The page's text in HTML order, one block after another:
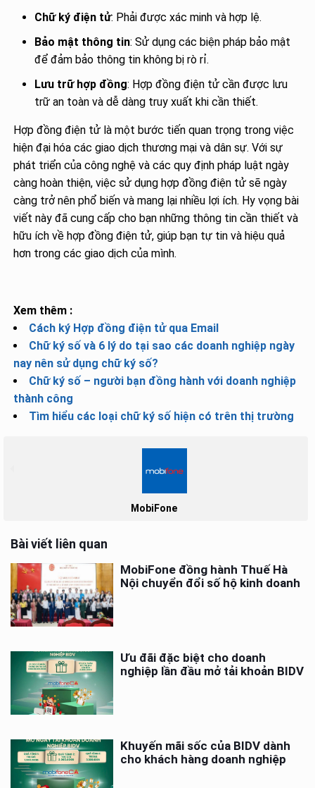
Chữ ký điện tử: Phải được xác minh và hợp lệ.
Bảo mật thông tin: Sử dụng các biện pháp bảo mật
để đảm bảo thông tin không bị rò rỉ.
Lưu trữ hợp đồng: Hợp đồng điện tử cần được lưu
trữ an toàn và dễ dàng truy xuất khi cần thiết.
Hợp đồng điện tử là một bước tiến quan trọng trong việc
hiện đại hóa các giao dịch thương mại và dân sự. Với sự
phát triển của công nghệ và các quy định pháp luật ngày
càng hoàn thiện, việc sử dụng hợp đồng điện tử sẽ ngày
càng trở nên phổ biến và mang lại nhiều lợi ích. Hy vọng bài
viết này đã cung cấp cho bạn những thông tin cần thiết và
hữu ích về hợp đồng điện tử, giúp bạn tự tin và hiệu quả
hơn trong các giao dịch của mình.
Xem thêm :
Cách ký Hợp đồng điện tử qua Email
Chữ ký số và 6 lý do tại sao các doanh nghiệp ngày
nay nên sử dụng chữ ký số?
Chữ ký số – người bạn đồng hành với doanh nghiệp
thành công
Tìm hiểu các loại chữ ký số hiện có trên thị trường
MobiFone
Bài viết liên quan
MobiFone đồng hành Thuế Hà
Nội chuyển đổi số hộ kinh doanh
Ưu đãi đặc biệt cho doanh
nghiệp lần đầu mở tải khoản BIDV
Khuyến mãi sốc của BIDV dành
cho khách hàng doanh nghiệp